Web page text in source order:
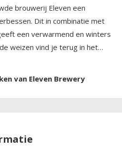
brouwerij Eleven een
Dit in combinatie met
een verwarmend en winters
weizen vind je terug in het
van Eleven Brewery